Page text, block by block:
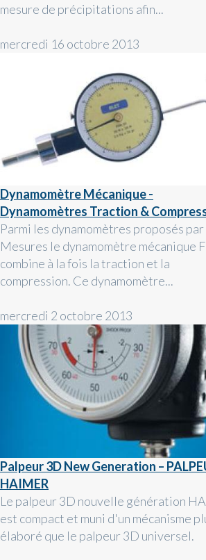
mesure de précipitations afin...
mercredi 16 octobre 2013
Dynamomètre Mécanique -
Dynamomètres Traction &
Parmi les dynamomètres proposés
Mesures le dynamomètre mécanique
combine à la fois la traction et la
compression. Ce dynamomètre...
mercredi 2 octobre 2013
Palpeur 3D New Generation –
HAIMER
Le palpeur 3D nouvelle génération
est compact et muni d'un mécanisme
élaboré que le palpeur 3D universel.